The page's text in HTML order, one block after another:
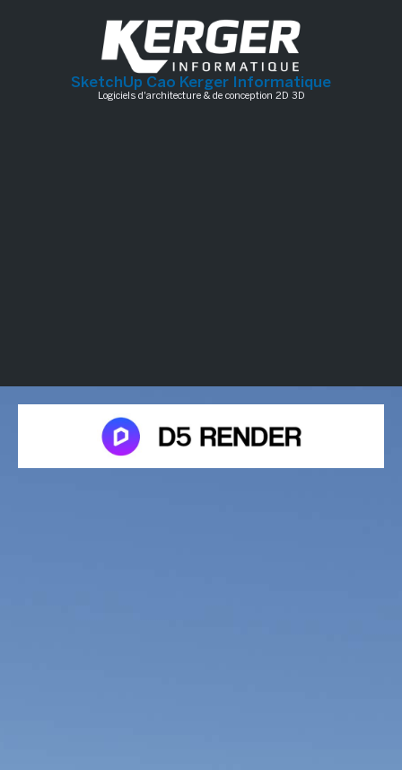
SketchUp Cao Kerger Informatique
Logiciels d'architecture & de conception 2D 3D